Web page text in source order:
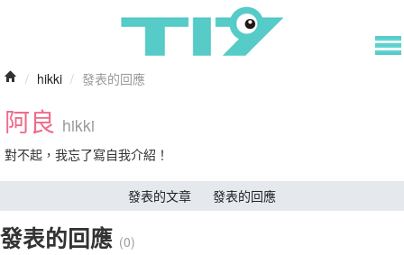
/ hikki / 發表的回應
阿良 hikki
對不起，我忘了寫自我介紹！
發表的文章 發表的回應
發表的回應 (0)